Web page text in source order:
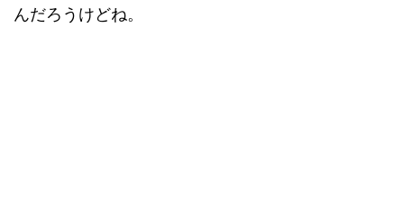
んだろうけどね。